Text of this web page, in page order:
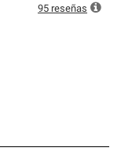
95 reseñas